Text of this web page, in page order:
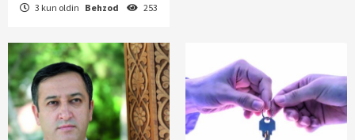
3 kun oldin Behzod 253